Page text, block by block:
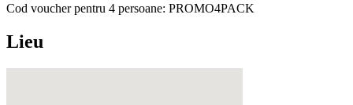
Cod voucher pentru 4 persoane: PROMO4PACK
Lieu